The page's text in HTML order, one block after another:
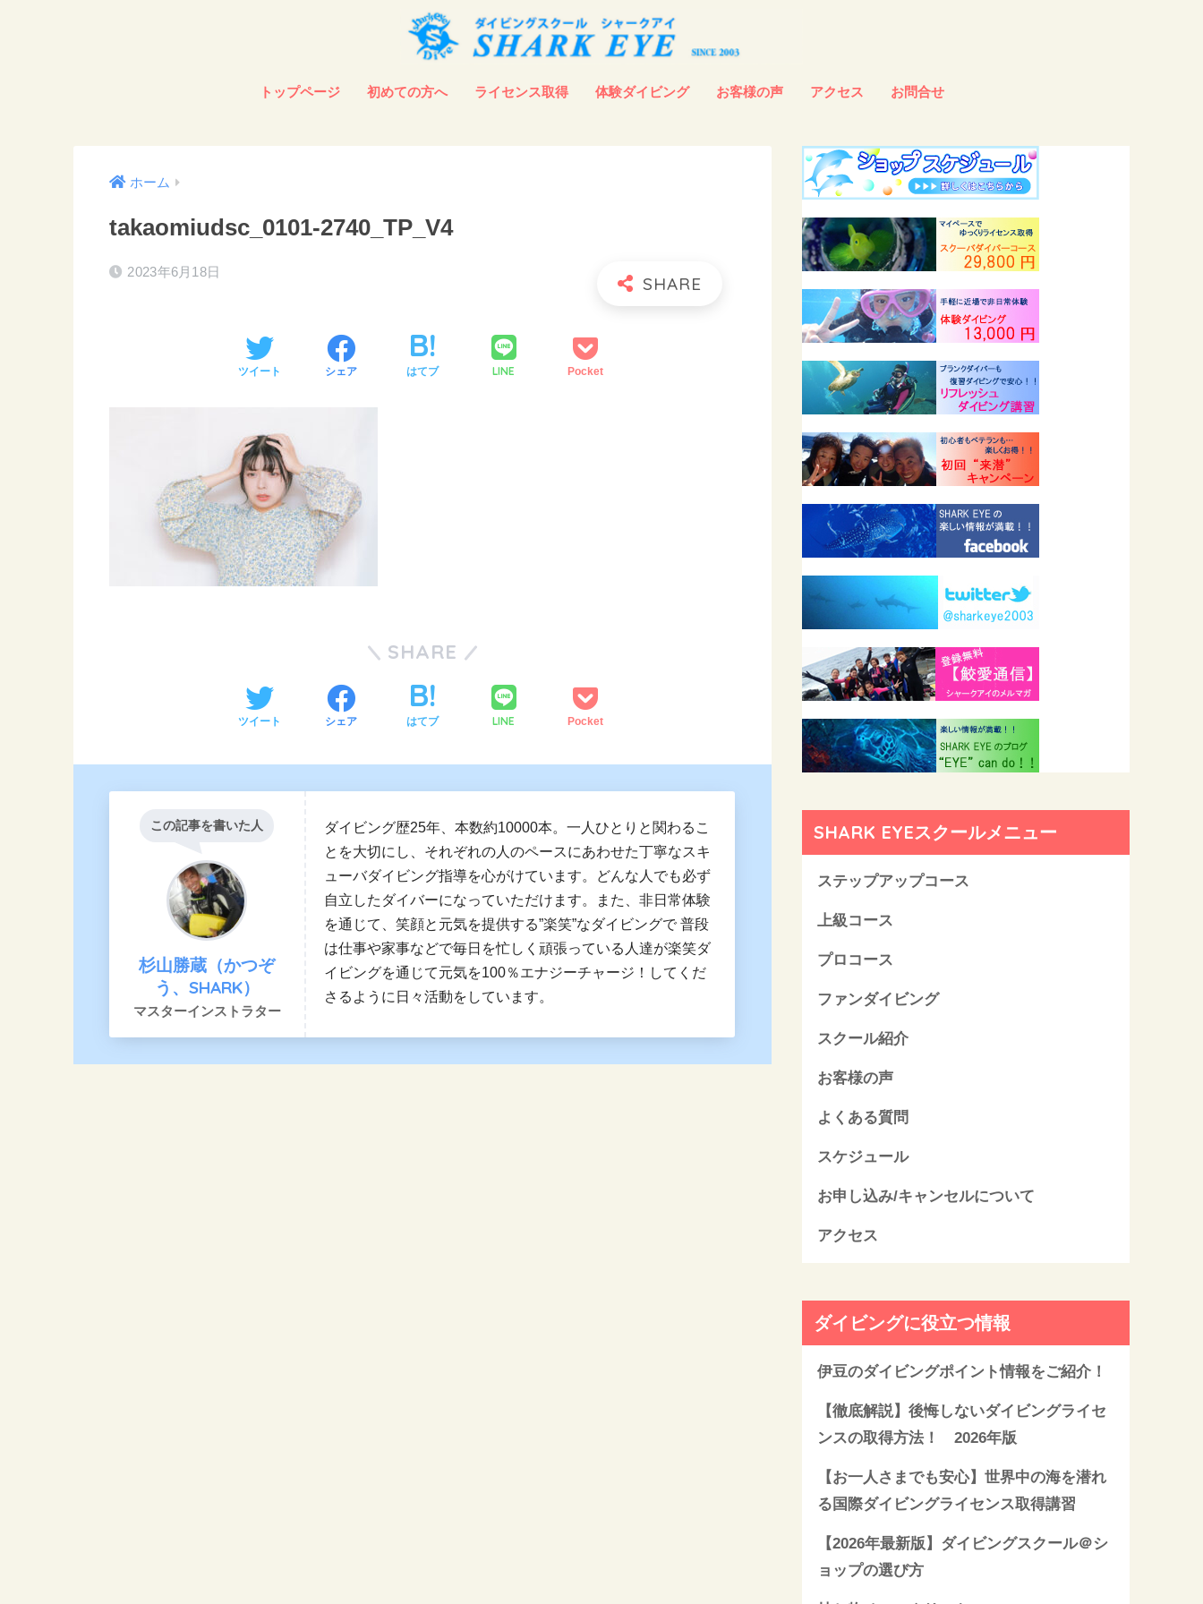
トップページ 初めての方へ ライセンス取得 体験ダイビング お客様の声 アクセス お問合せ
ホーム
takaomiudsc_0101-2740_TP_V4
2023年6月18日
ツイート シェア はてブ LINE Pocket
SHARE
ツイート シェア はてブ LINE Pocket
この記事を書いた人
杉山勝蔵（かつぞ
う、SHARK）
マスターインストラター
ダイビング歴25年、本数約10000本。一人ひとりと関わるこ
とを大切にし、それぞれの人のペースにあわせた丁寧なスキ
ューバダイビング指導を心がけています。どんな人でも必ず
自立したダイバーになっていただけます。また、非日常体験
を通じて、笑顔と元気を提供する”楽笑”なダイビングで 普段
は仕事や家事などで毎日を忙しく頑張っている人達が楽笑ダ
イビングを通じて元気を100％エナジーチャージ！してくだ
さるように日々活動をしています。
SHARK EYEスクールメニュー
ステップアップコース
上級コース
プロコース
ファンダイビング
スクール紹介
お客様の声
よくある質問
スケジュール
お申し込み/キャンセルについて
アクセス
ダイビングに役立つ情報
伊豆のダイビングポイント情報をご紹介！
【徹底解説】後悔しないダイビングライセ
ンスの取得方法！ 2026年版
【お一人さまでも安心】世界中の海を潜れ
る国際ダイビングライセンス取得講習
【2026年最新版】ダイビングスクール＠シ
ョップの選び方